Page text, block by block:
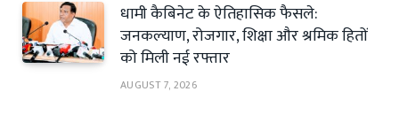
धामी कैबिनेट के ऐतिहासिक फैसले:
जनकल्याण, रोजगार, शिक्षा और श्रमिक हितों
को मिली नई रफ्तार
AUGUST 7, 2026